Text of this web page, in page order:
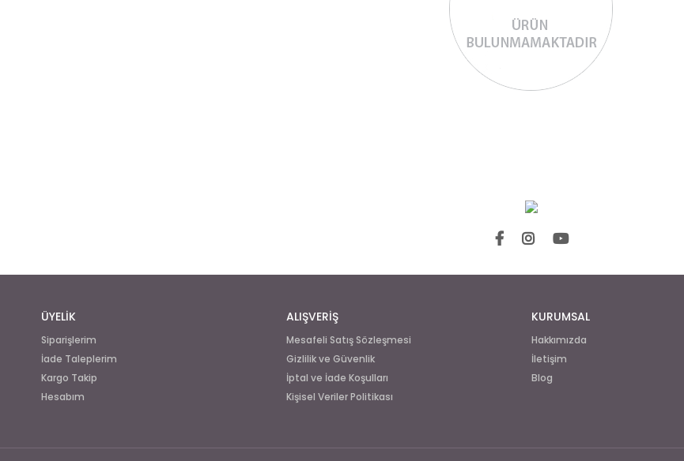
ÜYELİK
Siparişlerim
İade Taleplerim
Kargo Takip
Hesabım
ALIŞVERİŞ
Mesafeli Satış Sözleşmesi
Gizlilik ve Güvenlik
İptal ve İade Koşulları
Kişisel Veriler Politikası
KURUMSAL
Hakkımızda
İletişim
Blog